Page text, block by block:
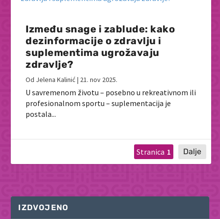
Između snage i zablude: kako
dezinformacije o zdravlju i
suplementima ugrožavaju
zdravlje?
Od Jelena Kalinić | 21. nov 2025.
U savremenom životu – posebno u rekreativnom ili
profesionalnom sportu – suplementacija je
postala...
1
IZDVOJENO